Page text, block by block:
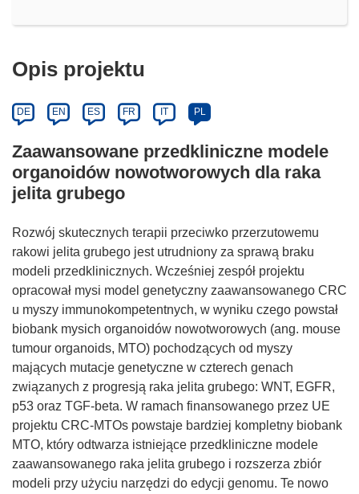
Opis projektu
DE EN ES FR IT PL
Zaawansowane przedkliniczne modele
organoidów nowotworowych dla raka
jelita grubego
Rozwój skutecznych terapii przeciwko przerzutowemu
rakowi jelita grubego jest utrudniony za sprawą braku
modeli przedklinicznych. Wcześniej zespół projektu
opracował mysi model genetyczny zaawansowanego CRC
u myszy immunokompetentnych, w wyniku czego powstał
biobank mysich organoidów nowotworowych (ang. mouse
tumour organoids, MTO) pochodzących od myszy
mających mutacje genetyczne w czterech genach
związanych z progresją raka jelita grubego: WNT, EGFR,
p53 oraz TGF-beta. W ramach finansowanego przez UE
projektu CRC-MTOs powstaje bardziej kompletny biobank
MTO, który odtwarza istniejące przedkliniczne modele
zaawansowanego raka jelita grubego i rozszerza zbiór
modeli przy użyciu narzędzi do edycji genomu. Te nowo